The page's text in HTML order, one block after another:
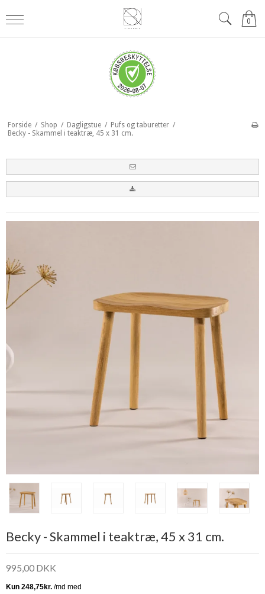
0
Forside / Shop / Dagligstue / Pufs og taburetter /
Becky - Skammel i teaktræ, 45 x 31 cm.
Becky - Skammel i teaktræ, 45 x 31 cm.
995,00 DKK